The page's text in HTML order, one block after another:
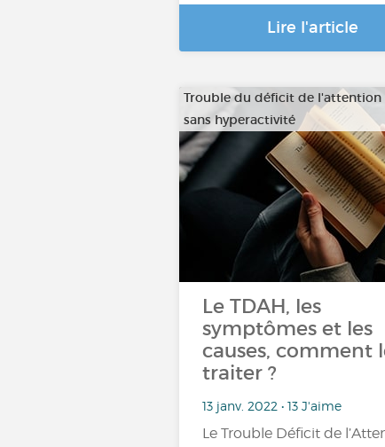
Lire l'article
Trouble du déficit de l'attention
sans hyperactivité
Le TDAH, les
symptômes et les
causes, comment
traiter ?
13 janv. 2022 • 13 J'aime
Le Trouble Déficit de